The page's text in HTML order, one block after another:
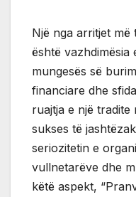
Një nga arritjet më
është
mungesës së
financiare dhe
ruajtja e një
sukses të
seriozitetin e
vullnetarëve dhe
këtë aspekt,